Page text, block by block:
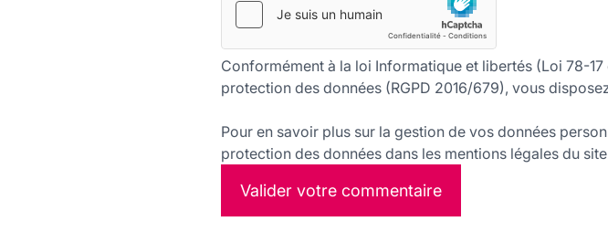
Conformément à la loi Informatique et libertés (Loi 78-
protection des données (RGPD 2016/679), vous
Pour en savoir plus sur la gestion de vos données
protection des données dans les mentions légales du
Valider votre commentaire